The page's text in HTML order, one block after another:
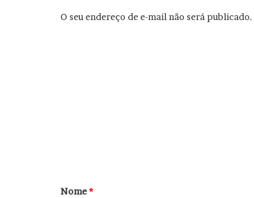
O seu endereço de e-mail não será publicado.
r
Nome*